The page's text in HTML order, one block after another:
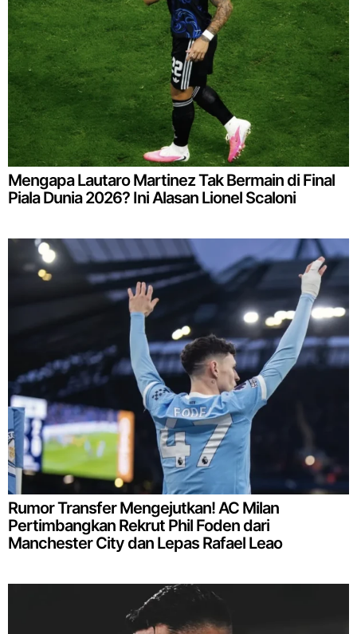
Mengapa Lautaro Martinez Tak Bermain di Final
Piala Dunia 2026? Ini Alasan Lionel Scaloni
Rumor Transfer Mengejutkan! AC Milan
Pertimbangkan Rekrut Phil Foden dari
Manchester City dan Lepas Rafael Leao